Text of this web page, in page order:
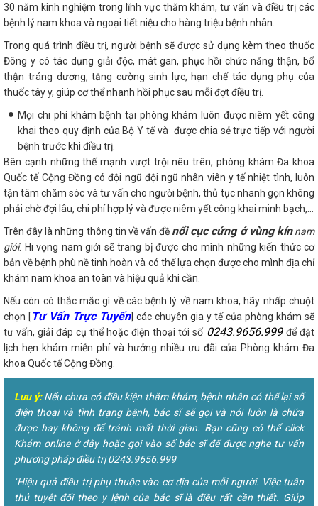
30 năm kinh nghiệm trong lĩnh vực thăm khám, tư vấn và điều trị các
bệnh lý nam khoa và ngoại tiết niệu cho hàng triệu bệnh nhân.
Trong quá trình điều trị, người bệnh sẽ được sử dụng kèm theo thuốc
Đông y có tác dụng giải độc, mát gan, phục hồi chức năng thận, bổ
thận tráng dương, tăng cường sinh lực, hạn chế tác dụng phụ của
thuốc tây y, giúp cơ thể nhanh hồi phục sau mỗi đợt điều trị.
Mọi chi phí khám bệnh tại phòng khám luôn được niêm yết công
khai theo quy định của Bộ Y tế và được chia sẻ trực tiếp với người
bệnh trước khi điều trị.
Bên cạnh những thế mạnh vượt trội nêu trên, phòng khám Đa khoa
Quốc tế Cộng Đồng có đội ngũ đội ngũ nhân viên y tế nhiệt tình, luôn
tận tâm chăm sóc và tư vấn cho người bệnh, thủ tục nhanh gọn không
phải chờ đợi lâu, chi phí hợp lý và được niêm yết công khai minh bạch,...
Trên đây là những thông tin về vấn đề nổi cục cứng ở vùng kín nam
giới. Hi vọng nam giới sẽ trang bị được cho mình những kiến thức cơ
bản về bệnh phù nề tinh hoàn và có thể lựa chọn được cho mình địa chỉ
khám nam khoa an toàn và hiệu quả khi cần.
Nếu còn có thắc mắc gì về các bệnh lý về nam khoa, hãy nhấp chuột
chọn [Tư Vấn Trực Tuyến] các chuyên gia y tế của phòng khám sẽ
tư vấn, giải đáp cụ thể hoặc điện thoại tới số 0243.9656.999 để đặt
lịch hẹn khám miễn phí và hưởng nhiều ưu đãi của Phòng khám Đa
khoa Quốc tế Cộng Đồng.
Lưu ý:Nếu chưa có điều kiện thăm khám, bệnh nhân có thể lại số
điện thoại và tình trạng bệnh, bác sĩ sẽ gọi và nói luôn là chữa
được hay không để tránh mất thời gian. Bạn cũng có thể click
Khám online ở đây hoặc gọi vào số bác sĩ để được nghe tư vấn
phương pháp điều trị 0243.9656.999
"Hiệu quả điều trị phụ thuộc vào cơ địa của mỗi người. Việc tuân
thủ tuyệt đối theo y lệnh của bác sĩ là điều rất cần thiết. Giúp